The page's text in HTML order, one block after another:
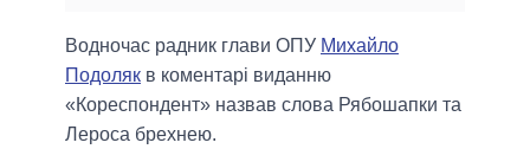
Водночас радник глави ОПУ Михайло
Подоляк в коментарі виданню
«Кореспондент» назвав слова Рябошапки та
Лероса брехнею.